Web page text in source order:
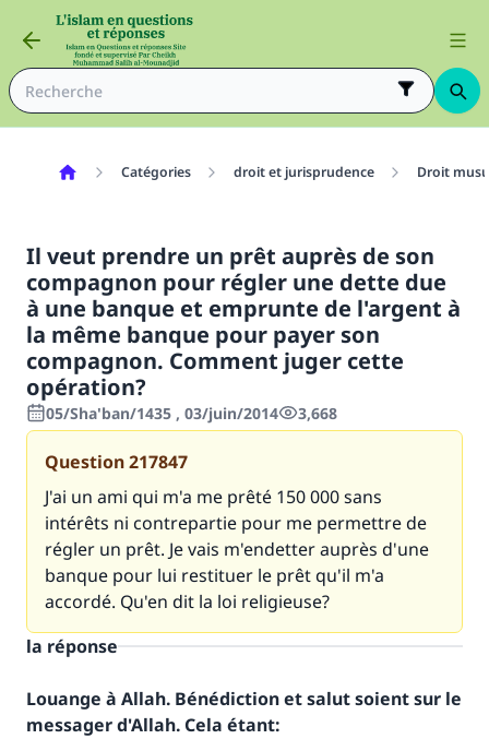
Catégories droit et jurisprudence Droit
Il veut prendre un prêt auprès de son
compagnon pour régler une dette due
à une banque et emprunte de l'argent à
la même banque pour payer son
compagnon. Comment juger cette
opération?
05/Sha'ban/1435 , 03/juin/2014 3,668
Question217847
J'ai un ami qui m'a me prêté 150 000 sans
intérêts ni contrepartie pour me permettre de
régler un prêt. Je vais m'endetter auprès d'une
banque pour lui restituer le prêt qu'il m'a
accordé. Qu'en dit la loi religieuse?
la réponse
Louange à Allah. Bénédiction et salut soient sur le
messager d'Allah. Cela étant: